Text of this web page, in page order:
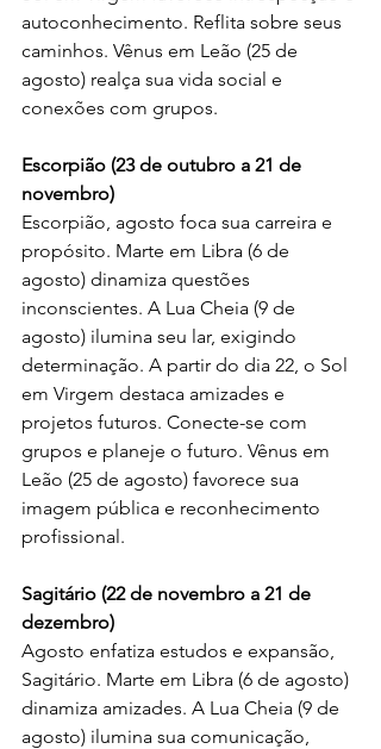
autoconhecimento. Reflita sobre seus
caminhos. Vênus em Leão (25 de
agosto) realça sua vida social e
conexões com grupos.
Escorpião (23 de outubro a 21 de
novembro)
Escorpião, agosto foca sua carreira e
propósito. Marte em Libra (6 de
agosto) dinamiza questões
inconscientes. A Lua Cheia (9 de
agosto) ilumina seu lar, exigindo
determinação. A partir do dia 22, o Sol
em Virgem destaca amizades e
projetos futuros. Conecte-se com
grupos e planeje o futuro. Vênus em
Leão (25 de agosto) favorece sua
imagem pública e reconhecimento
profissional.
Sagitário (22 de novembro a 21 de
dezembro)
Agosto enfatiza estudos e expansão,
Sagitário. Marte em Libra (6 de agosto)
dinamiza amizades. A Lua Cheia (9 de
agosto) ilumina sua comunicação,